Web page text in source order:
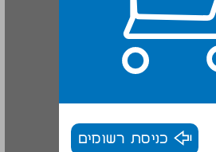
כניסת רשומים